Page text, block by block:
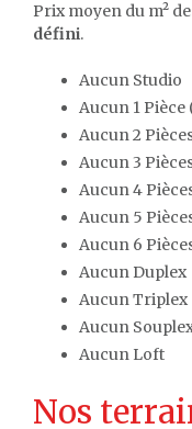
Prix moyen du m²
défini.
Aucun Studio
Aucun 1 Pièce
Aucun 2
Aucun 3
Aucun 4
Aucun 5
Aucun 6
Aucun Duplex
Aucun Triplex
Aucun
Aucun Loft
Nos